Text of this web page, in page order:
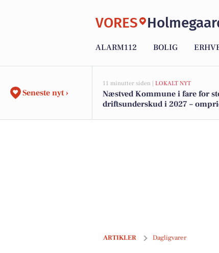
VORES
ALARM112 BOLIG
Seneste nyt ›
11 minutter siden | LOKALT NYT
Næstved Kommune i fare for
driftsunderskud i 2027 –
ARTIKLER Dagligvarer
Tilbud på næste uges dagligvarer